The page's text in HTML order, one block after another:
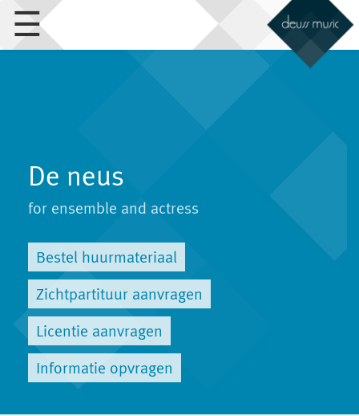
☰
De neus
for ensemble and actress
Bestel huurmateriaal
Zichtpartituur aanvragen
Licentie aanvragen
Informatie opvragen